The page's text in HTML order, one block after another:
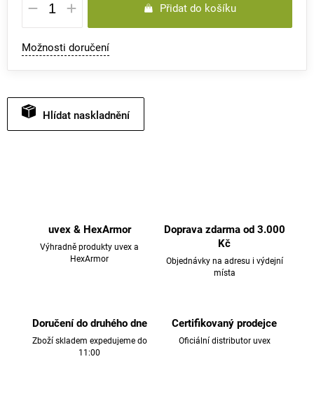
cena:
Přidat do košíku
Možnosti doručení
Hlídat
uvex & HexArmor
Výhradně produkty uvex a
HexArmor
Doprava zdarma od 3.000
Kč
Objednávky na adresu i výdejní
místa
Doručení do druhého dne
Zboží skladem expedujeme do
11:00
Certifikovaný prodejce
Oficiální distributor uvex